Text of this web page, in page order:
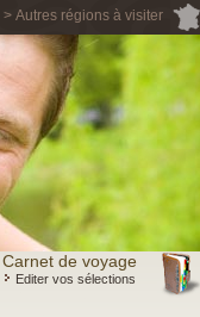
> Autres régions à visiter
Carnet de voyage
Editer vos sélections